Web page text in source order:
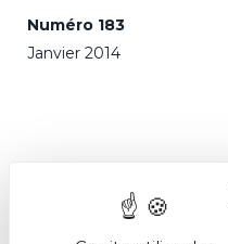
Numéro 183
Janvier 2014
2013